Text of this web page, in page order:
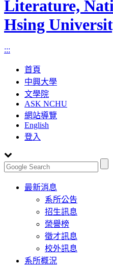
Literature,
Hsing
:::
首頁
中興大學
文學院
ASK NCHU
網站導覽
English
登入
Toggle
navigation
最新消息
系所公告
招生訊息
榮譽榜
徵才訊息
校外訊息
系所概況